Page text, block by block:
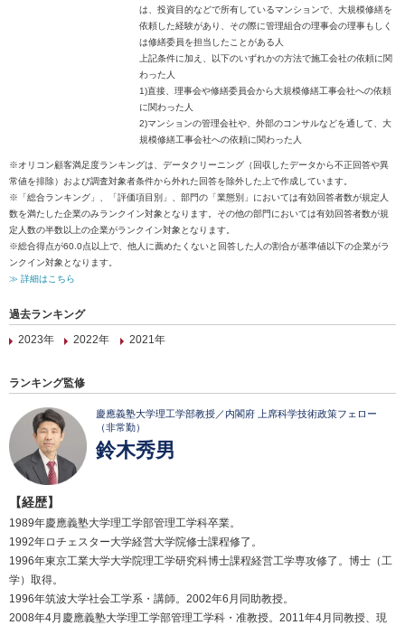
は、投資目的などで所有しているマンションで、大規模修繕を
依頼した経験があり、その際に管理組合の理事会の理事もしく
は修繕委員を担当したことがある人
上記条件に加え、以下のいずれかの方法で施工会社の依頼に関
わった人
1)直接、理事会や修繕委員会から大規模修繕工事会社への依頼
に関わった人
2)マンションの管理会社や、外部のコンサルなどを通して、大
規模修繕工事会社への依頼に関わった人
※オリコン顧客満足度ランキングは、データクリーニング（回収したデータから不正回答や異
常値を排除）および調査対象者条件から外れた回答を除外した上で作成しています。
※「総合ランキング」、「評価項目別」、部門の「業態別」においては有効回答者数が規定人
数を満たした企業のみランクイン対象となります。その他の部門においては有効回答者数が規
定人数の半数以上の企業がランクイン対象となります。
※総合得点が60.0点以上で、他人に薦めたくないと回答した人の割合が基準値以下の企業がラ
ンクイン対象となります。
≫ 詳細はこちら
過去ランキング
2023年
2022年 2021年
ランキング監修
慶應義塾大学理工学部教授／内閣府 上席科学技術政策フェロー
（非常勤）
鈴木秀男
【経歴】
1989年慶應義塾大学理工学部管理工学科卒業。
1992年ロチェスター大学経営大学院修士課程修了。
1996年東京工業大学大学院理工学研究科博士課程経営工学専攻修了。博士（工
学）取得。
1996年筑波大学社会工学系・講師。2002年6月同助教授。
2008年4月慶應義塾大学理工学部管理工学科・准教授。2011年4月同教授、現